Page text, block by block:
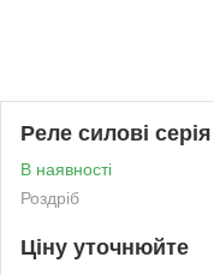
Реле силові
В наявності
Роздріб
Ціну уточнюйте